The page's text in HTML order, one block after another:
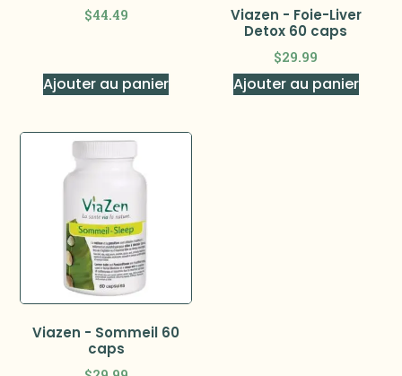
$44.49
Ajouter au panier
Viazen - Foie-Liver
Detox 60 caps
$29.99
Ajouter au panier
Viazen - Sommeil 60
caps